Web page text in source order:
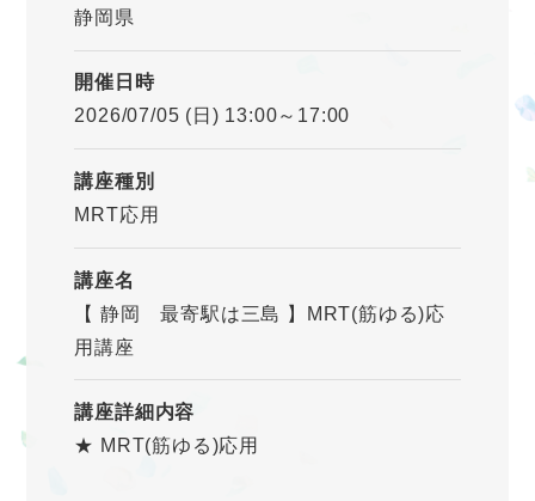
静岡県
開催日時
2026/07/05 (日) 13:00～17:00
講座種別
MRT応用
講座名
【 静岡 最寄駅は三島 】MRT(筋ゆる)応
用講座
講座詳細内容
★ MRT(筋ゆる)応用